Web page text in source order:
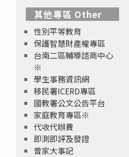
其他專區 Other
性別平等教育
保護智慧財產權專區
台南二區輔導諮商中心
※
學生事務資訊網
移民署ICERD專區
國教署公文公告平台
家庭教育專區※
代收代辦費
即測即評及發證
曾家大事記